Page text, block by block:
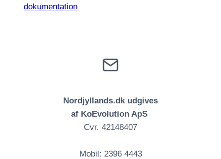
dokumentation
Nordjyllands.dk udgives
af KoEvolution ApS
Cvr. 42148407
Mobil: 2396 4443